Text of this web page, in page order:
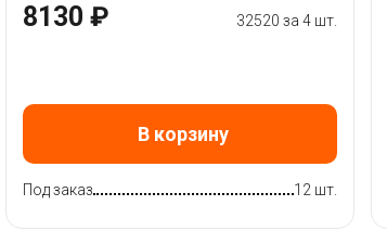
8130 ₽ 32520 за 4 шт.
В корзину
Под заказ 12 шт.